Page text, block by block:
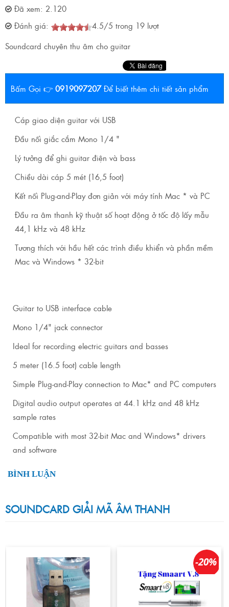
Đã xem: 2.120
Đánh giá:
4.5/5 trong 19 lượt
Soundcard chuyên thu âm cho guitar
Bấm Gọi 👉 0919097207 Để biết thêm chi tiết sản phẩm
Cáp giao diện guitar với USB
Đầu nối giắc cắm Mono 1/4 "
Lý tưởng để ghi guitar điện và bass
Chiều dài cáp 5 mét (16,5 foot)
Kết nối Plug-and-Play đơn giản với máy tính Mac * và PC
Đầu ra âm thanh kỹ thuật số hoạt động ở tốc độ lấy mẫu
44,1 kHz và 48 kHz
Tương thích với hầu hết các trình điều khiển và phần mềm
Mac và Windows * 32-bit
Guitar to USB interface cable
Mono 1/4" jack connector
Ideal for recording electric guitars and basses
5 meter (16.5 foot) cable length
Simple Plug-and-Play connection to Mac* and PC computers
Digital audio output operates at 44.1 kHz and 48 kHz
sample rates
Compatible with most 32-bit Mac and Windows* drivers
and software
BÌNH LUẬN
SOUNDCARD GIẢI MÃ ÂM THANH
-20%